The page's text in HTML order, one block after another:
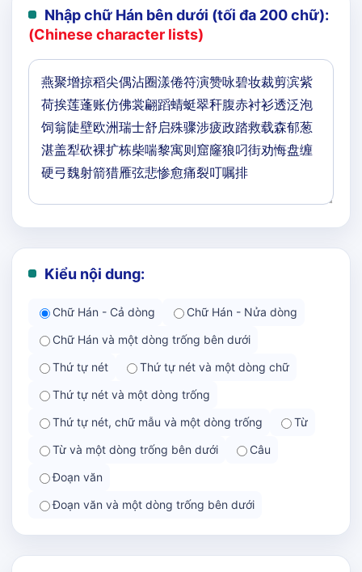
Nhập chữ Hán bên dưới (tối đa 200 chữ):
(Chinese character lists)
Kiểu nội dung:
Chữ Hán - Cả dòng
Chữ Hán - Nửa dòng
Chữ Hán và một dòng trống bên dưới
Thứ tự nét
Thứ tự nét và một dòng chữ
Thứ tự nét và một dòng trống
Thứ tự nét, chữ mẫu và một dòng trống
Từ
Từ và một dòng trống bên dưới
Câu
Đoạn văn
Đoạn văn và một dòng trống bên dưới